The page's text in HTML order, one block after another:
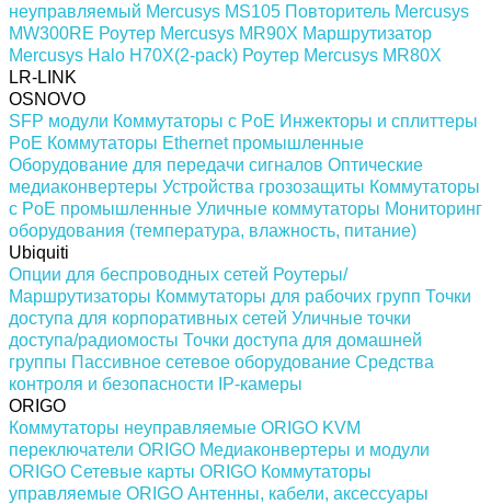
неуправляемый Mercusys MS105 Повторитель Mercusys
MW300RE Роутер Mercusys MR90X Маршрутизатор
Mercusys Halo H70X(2-pack) Роутер Mercusys MR80X
LR-LINK
OSNOVO
SFP модули Коммутаторы c PoE Инжекторы и сплиттеры
PoE Коммутаторы Ethernet промышленные
Оборудование для передачи сигналов Оптические
медиаконвертеры Устройства грозозащиты Коммутаторы
с PoE промышленные Уличные коммутаторы Мониторинг
оборудования (температура, влажность, питание)
Ubiquiti
Опции для беспроводных сетей Роутеры/
Маршрутизаторы Коммутаторы для рабочих групп Точки
доступа для корпоративных сетей Уличные точки
доступа/радиомосты Точки доступа для домашней
группы Пассивное сетевое оборудование Средства
контроля и безопасности
IP-камеры
ORIGO
Коммутаторы неуправляемые ORIGO KVM
переключатели ORIGO Медиаконвертеры и модули
ORIGO Сетевые карты ORIGO Коммутаторы
управляемые ORIGO Антенны, кабели, аксессуары